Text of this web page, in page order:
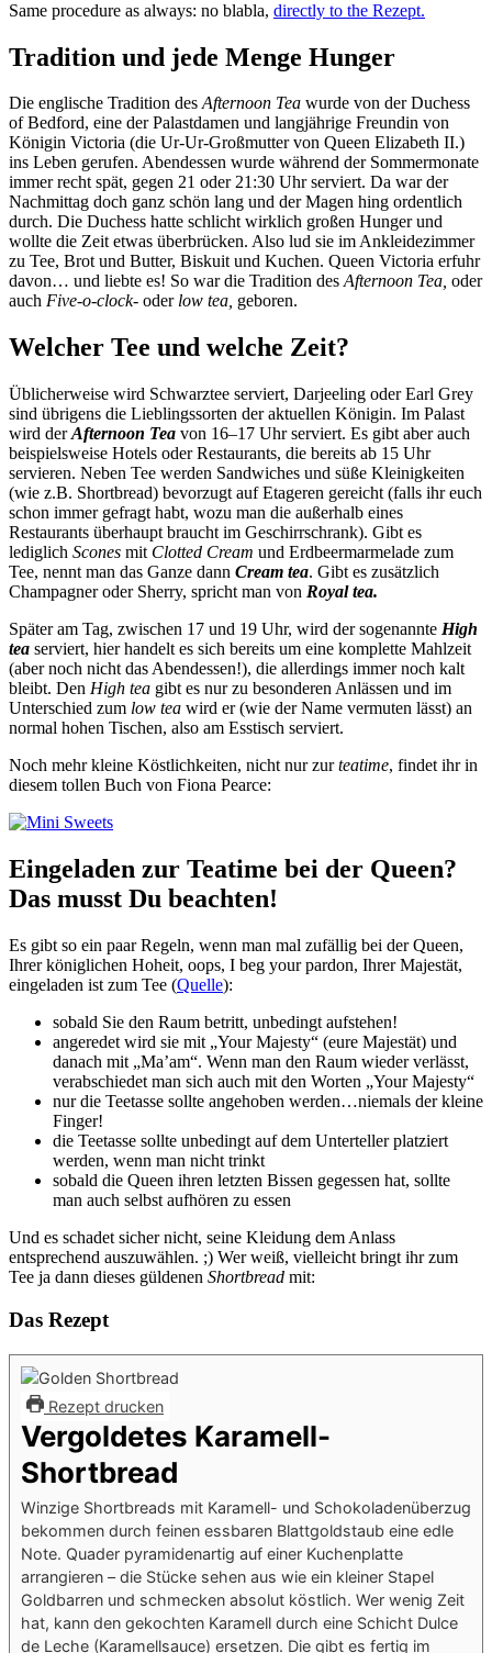
Same procedure as always: no blabla, directly to the Rezept.
Tradition und jede Menge Hunger
Die englische Tradition desAfternoon Tea wurde von der Duchess
of Bedford, eine der Palastdamen und langjährige Freundin von
Königin Victoria (die Ur-Ur-Großmutter von Queen Elizabeth II.)
ins Leben gerufen. Abendessen wurde während der Sommermonate
immer recht spät, gegen 21 oder 21:30 Uhr serviert. Da war der
Nachmittag doch ganz schön lang und der Magen hing ordentlich
durch. Die Duchess hatte schlicht wirklich großen Hunger und
wollte die Zeit etwas überbrücken. Also lud sie im Ankleidezimmer
zu Tee, Brot und Butter, Biskuit und Kuchen. Queen Victoria erfuhr
davon… und liebte es! So war die Tradition desAfternoon Tea, oder
auch Five-o-clock- oder low tea, geboren.
Welcher Tee und welche Zeit?
Üblicherweise wird Schwarztee serviert, Darjeeling oder Earl Grey
sind übrigens die Lieblingssorten der aktuellen Königin. Im Palast
wird derAfternoon Tea von 16–17 Uhr serviert. Es gibt aber auch
beispielsweise Hotels oder Restaurants, die bereits ab 15 Uhr
servieren. Neben Tee werden Sandwiches und süße Kleinigkeiten
(wie z.B. Shortbread) bevorzugt auf Etageren gereicht (falls ihr euch
schon immer gefragt habt, wozu man die außerhalb eines
Restaurants überhaupt braucht im Geschirrschrank). Gibt es
lediglich Scones mit Clotted Cream und Erdbeermarmelade zum
Tee, nennt man das Ganze dann Cream tea. Gibt es zusätzlich
Champagner oder Sherry, spricht man von Royal tea.
Später am Tag, zwischen 17 und 19 Uhr, wird der sogenannte High
tea serviert, hier handelt es sich bereits um eine komplette Mahlzeit
(aber noch nicht das Abendessen!), die allerdings immer noch kalt
bleibt. Den High tea gibt es nur zu besonderen Anlässen und im
Unterschied zum low tea wird er (wie der Name vermuten lässt) an
normal hohen Tischen, also am Esstisch serviert.
Noch mehr kleine Köstlichkeiten, nicht nur zurteatime, findet ihr in
diesem tollen Buch von Fiona Pearce:
Eingeladen zur Teatime bei der Queen?
Das musst Du beachten!
Es gibt so ein paar Regeln, wenn man mal zufällig bei der Queen,
Ihrer königlichen Hoheit, oops, I beg your pardon, Ihrer Majestät,
eingeladen ist zum Tee (Quelle):
sobald Sie den Raum betritt, unbedingt aufstehen!
angeredet wird sie mit „Your Majesty“ (eure Majestät) und
danach mit „Ma’am“. Wenn man den Raum wieder verlässt,
verabschiedet man sich auch mit den Worten „Your Majesty“
nur die Teetasse sollte angehoben werden…niemals der kleine
Finger!
die Teetasse sollte unbedingt auf dem Unterteller platziert
werden, wenn man nicht trinkt
sobald die Queen ihren letzten Bissen gegessen hat, sollte
man auch selbst aufhören zu essen
Und es schadet sicher nicht, seine Kleidung dem Anlass
entsprechend auszuwählen. ;) Wer weiß, vielleicht bringt ihr zum
Tee ja dann dieses güldenen Shortbread mit:
Das Rezept
Rezept drucken
Vergoldetes Karamell-
Shortbread
Winzige Shortbreads mit Karamell- und Schokoladenüberzug
bekommen durch feinen essbaren Blattgoldstaub eine edle
Note. Quader pyramidenartig auf einer Kuchenplatte
arrangieren – die Stücke sehen aus wie ein kleiner Stapel
Goldbarren und schmecken absolut köstlich. Wer wenig Zeit
hat, kann den gekochten Karamell durch eine Schicht Dulce
de Leche (Karamellsauce) ersetzen. Die gibt es fertig im